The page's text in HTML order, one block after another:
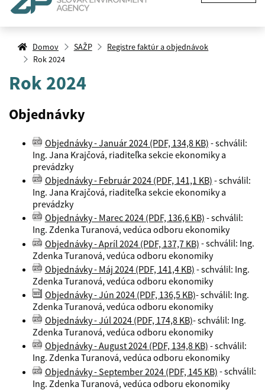
Domov SAŽP
Registre faktúr a objednávok
Rok 2024
Rok 2024
Objednávky
Objednávky - Január 2024 (PDF, 134,8 KB) - schválil:
Ing. Jana Krajčová, riaditeľka sekcie ekonomiky a
prevádzky
Objednávky - Február 2024 (PDF, 141,1 KB) - schválil:
Ing. Jana Krajčová, riaditeľka sekcie ekonomiky a
prevádzky
Objednávky - Marec 2024 (PDF, 136,6 KB) - schválil:
Ing. Zdenka Turanová, vedúca odboru ekonomiky
Objednávky - Apríl 2024 (PDF, 137,7 KB) - schválil: Ing.
Zdenka Turanová, vedúca odboru ekonomiky
Objednávky - Máj 2024 (PDF, 141,4 KB) - schválil: Ing.
Zdenka Turanová, vedúca odboru ekonomiky
Objednávky - Jún 2024 (PDF, 136,5 KB)- schválil: Ing.
Zdenka Turanová, vedúca odboru ekonomiky
Objednávky - Júl 2024 (PDF, 174,8 KB)- schválil: Ing.
Zdenka Turanová, vedúca odboru ekonomiky
Objednávky - August 2024 (PDF, 134,8 KB) - schválil:
Ing. Zdenka Turanová, vedúca odboru ekonomiky
Objednávky - September 2024 (PDF, 145 KB) - schválil:
Ing. Zdenka Turanová, vedúca odboru ekonomiky